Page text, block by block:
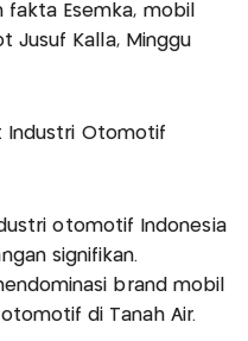
fakta Esemka, mobil
Jusuf Kalla, Minggu
Industri Otomotif
otomotif Indonesia
signifikan.
brand mobil
di Tanah Air.